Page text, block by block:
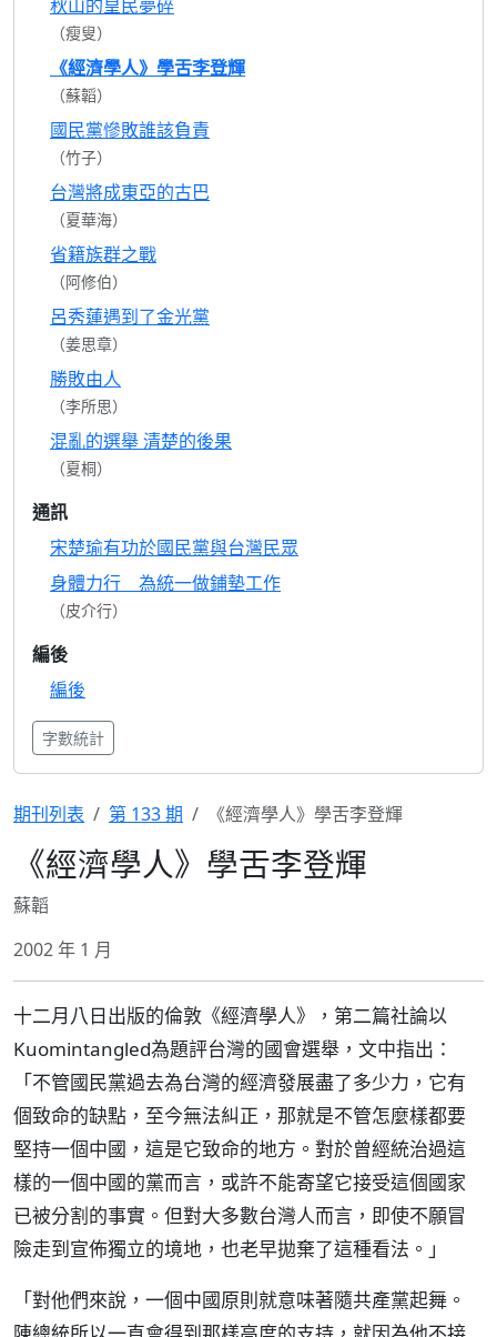
秋山的皇民夢碎
（瘦叟）
《經濟學人》學舌李登輝
（蘇韜）
國民黨慘敗誰該負責
（竹子）
台灣將成東亞的古巴
（夏華海）
省籍族群之戰
（阿修伯）
呂秀蓮遇到了金光黨
（姜思章）
勝敗由人
（李所思）
混亂的選舉 清楚的後果
（夏桐）
通訊
宋楚瑜有功於國民黨與台灣民眾
身體力行 為統一做鋪墊工作
（皮介行）
編後
編後
字數統計
期刊列表 第 133 期 《經濟學人》學舌李登輝
《經濟學人》學舌李登輝
蘇韜
2002 年 1 月
十二月八日出版的倫敦《經濟學人》，第二篇社論以
Kuomintangled為題評台灣的國會選舉，文中指出：
「不管國民黨過去為台灣的經濟發展盡了多少力，它有
個致命的缺點，至今無法糾正，那就是不管怎麼樣都要
堅持一個中國，這是它致命的地方。對於曾經統治過這
樣的一個中國的黨而言，或許不能寄望它接受這個國家
已被分割的事實。但對大多數台灣人而言，即使不願冒
險走到宣佈獨立的境地，也老早拋棄了這種看法。」
「對他們來說，一個中國原則就意味著隨共產黨起舞。